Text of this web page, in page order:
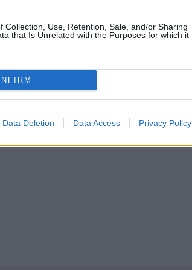
Collection, Use, Retention, Sale, and/or Sharing
that Is Unrelated with the Purposes for which it
Data Deletion Data Access Privacy Policy
ses potes un peu cons. On préfère
qui nous donne envie de programmer
potes, avant de nous dire carrément au
aussi une drôle de sensation de